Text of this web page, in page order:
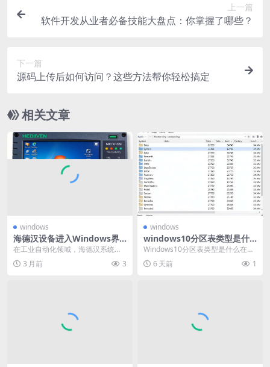
上一篇
软件开发从业者必备技能大盘点：你掌握了哪些？
下一篇
源码上传后如何访问？这些方法帮你轻松搞定
相关文章
windows
海德汉设备进入Windows界
面的方法与操作指南
在工业自动化领域，海德汉系统是
一款广泛应用的设备，它为众多工
业生产提供了精准且高...
3 月前 3
windows
windows10分区表类型是什
么
Windows10分区表类型是什么在计
算机存储领域，分区表类型对于操
作系统的正常...
6 天前 1